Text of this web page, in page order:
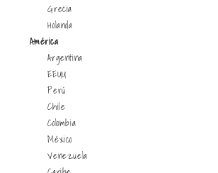
Grecia
Holanda
América
Argentina
EEUU
Perú
Chile
Colombia
México
Venezuela